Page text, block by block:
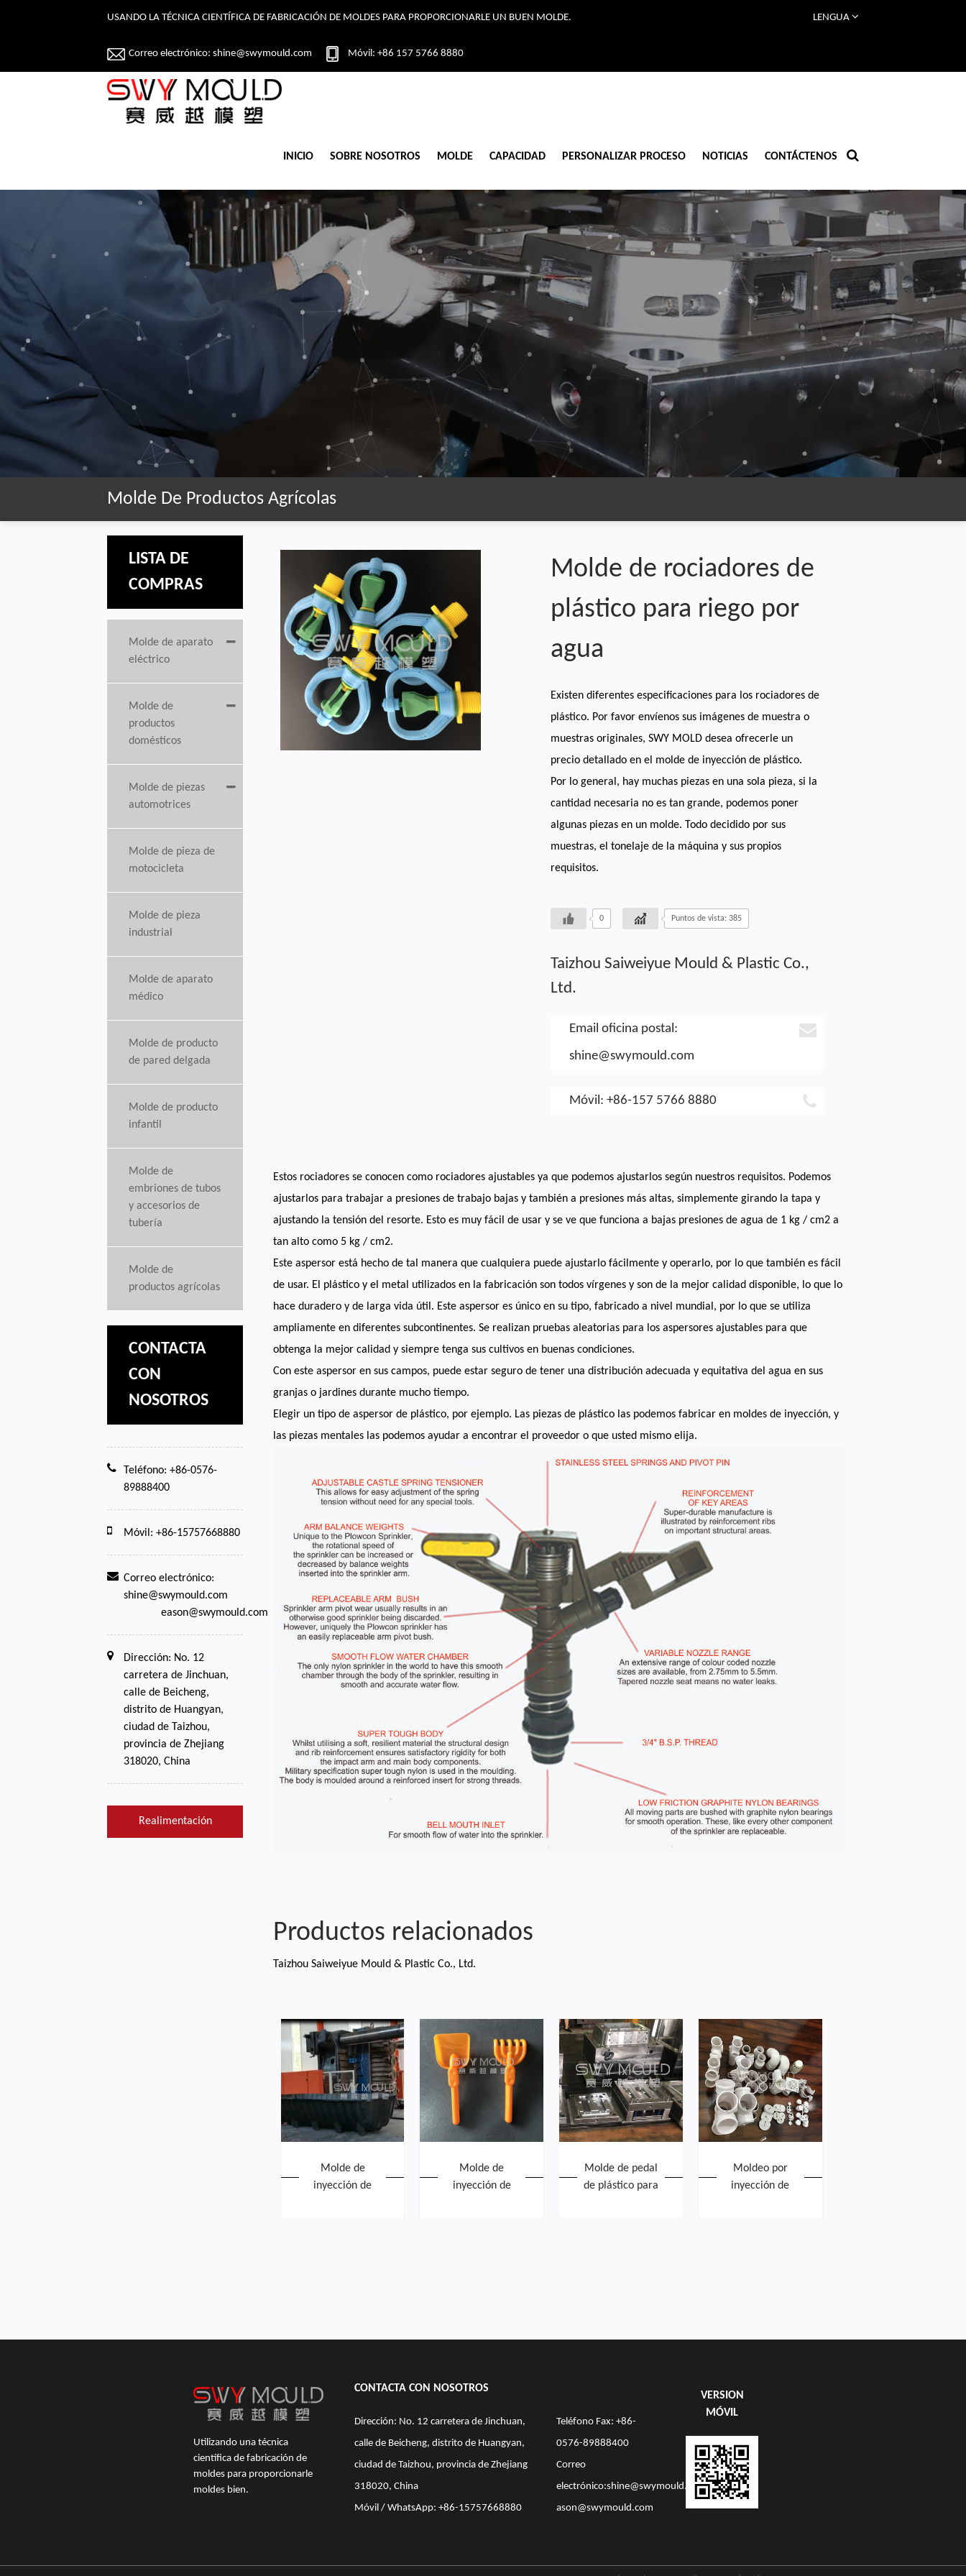
USANDO LA TÉCNICA CIENTÍFICA DE FABRICACIÓN DE MOLDES PARA PROPORCIONARLE UN BUEN MOLDE. LENGUA
Correo electrónico:shine@swymould.com Móvil: +86 157 5766 8880
INICIO SOBRE NOSOTROS MOLDE CAPACIDAD PERSONALIZAR PROCESO NOTICIAS CONTÁCTENOS
Molde De Productos Agrícolas
LISTA DE
COMPRAS
Molde de aparato
eléctrico
Molde de
productos
domésticos
Molde de piezas
automotrices
Molde de pieza de
motocicleta
Molde de pieza
industrial
Molde de aparato
médico
Molde de producto
de pared delgada
Molde de producto
infantil
Molde de
embriones de tubos
y accesorios de
tubería
Molde de
productos agrícolas
CONTACTA
CON
NOSOTROS
Teléfono: +86-0576-
89888400
Móvil: +86-15757668880
Correo electrónico:
shine@swymould.com
eason@swymould.com
Dirección: No. 12
carretera de Jinchuan,
calle de Beicheng,
distrito de Huangyan,
ciudad de Taizhou,
provincia de Zhejiang
318020, China
Realimentación
Molde de rociadores de
plástico para riego por
agua
Existen diferentes especificaciones para los rociadores de
plástico. Por favor envíenos sus imágenes de muestra o
muestras originales, SWY MOLD desea ofrecerle un
precio detallado en el molde de inyección de plástico.
Por lo general, hay muchas piezas en una sola pieza, si la
cantidad necesaria no es tan grande, podemos poner
algunas piezas en un molde. Todo decidido por sus
muestras, el tonelaje de la máquina y sus propios
requisitos.
0 Puntos de vista: 385
Taizhou Saiweiyue Mould & Plastic Co.,
Ltd.
Email oficina postal:
shine@swymould.com
Móvil: +86-157 5766 8880
Estos rociadores se conocen como rociadores ajustables ya que podemos ajustarlos según nuestros requisitos. Podemos
ajustarlos para trabajar a presiones de trabajo bajas y también a presiones más altas, simplemente girando la tapa y
ajustando la tensión del resorte. Esto es muy fácil de usar y se ve que funciona a bajas presiones de agua de 1 kg / cm2 a
tan alto como 5 kg / cm2.
Este aspersor está hecho de tal manera que cualquiera puede ajustarlo fácilmente y operarlo, por lo que también es fácil
de usar. El plástico y el metal utilizados en la fabricación son todos vírgenes y son de la mejor calidad disponible, lo que lo
hace duradero y de larga vida útil. Este aspersor es único en su tipo, fabricado a nivel mundial, por lo que se utiliza
ampliamente en diferentes subcontinentes. Se realizan pruebas aleatorias para los aspersores ajustables para que
obtenga la mejor calidad y siempre tenga sus cultivos en buenas condiciones.
Con este aspersor en sus campos, puede estar seguro de tener una distribución adecuada y equitativa del agua en sus
granjas o jardines durante mucho tiempo.
Elegir un tipo de aspersor de plástico, por ejemplo. Las piezas de plástico las podemos fabricar en moldes de inyección, y
las piezas mentales las podemos ayudar a encontrar el proveedor o que usted mismo elija.
Productos relacionados
Taizhou Saiweiyue Mould & Plastic Co., Ltd.
Molde de
inyección de
Molde de
inyección de
Molde de pedal
de plástico para
Moldeo por
inyección de
Utilizando una técnica
científica de fabricación de
moldes para proporcionarle
moldes bien.
CONTACTA CON NOSOTROS
Dirección: No. 12 carretera de Jinchuan,
calle de Beicheng, distrito de Huangyan,
ciudad de Taizhou, provincia de Zhejiang
318020, China
Móvil / WhatsApp: +86-15757668880
Teléfono Fax: +86-
0576-89888400
Correo
electrónico:shine@swymould.com
ason@swymould.com
VERSION
MÓVIL